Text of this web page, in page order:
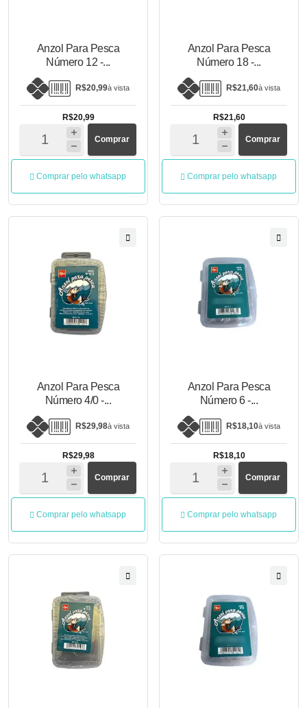
Anzol Para Pesca
Número 12 -...
R$20,99à vista
R$20,99
Comprar
Comprar pelo whatsapp
Anzol Para Pesca
Número 18 -...
R$21,60à vista
R$21,60
Comprar
Comprar pelo whatsapp
Anzol Para Pesca
Número 4/0 -...
R$29,98à vista
R$29,98
Comprar
Comprar pelo whatsapp
Anzol Para Pesca
Número 6 -...
R$18,10à vista
R$18,10
Comprar
Comprar pelo whatsapp